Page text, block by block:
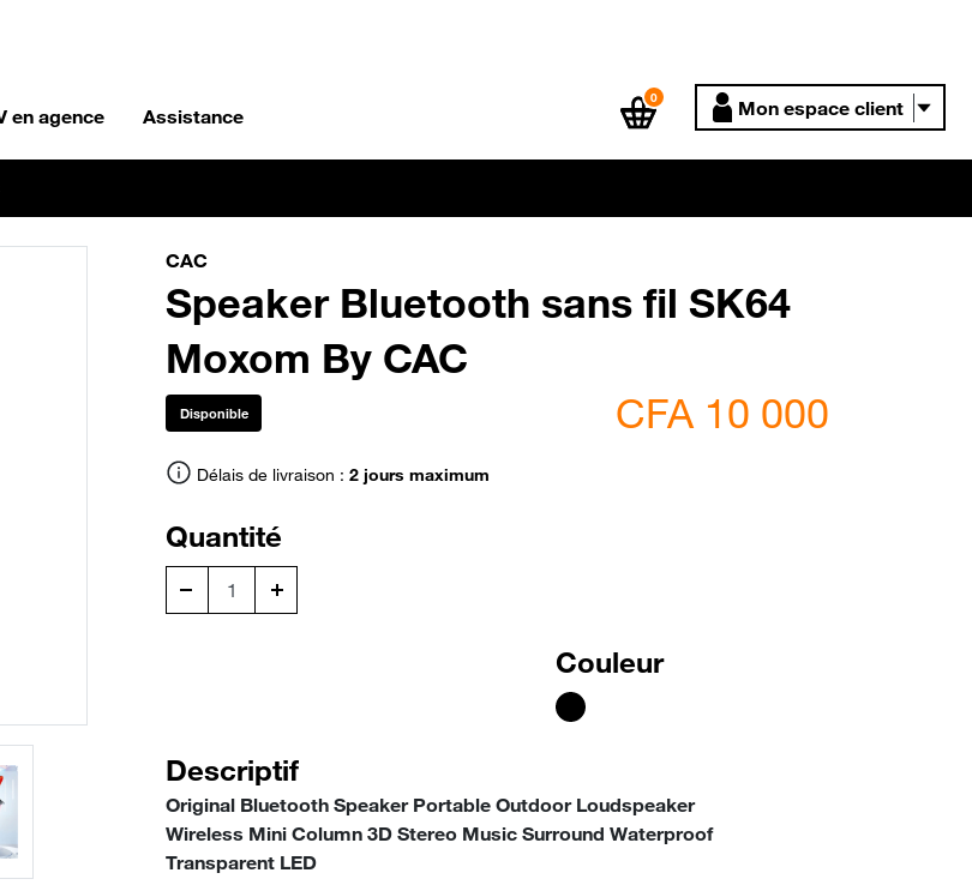
en agence Assistance
0 Mon espace client
CAC
Speaker Bluetooth sans fil SK64
Moxom By CAC
Disponible CFA 10 000
Délais de livraison : 2 jours maximum
Quantité
Couleur
Descriptif
Original Bluetooth Speaker Portable Outdoor Loudspeaker
Wireless Mini Column 3D Stereo Music Surround Waterproof
Transparent LED